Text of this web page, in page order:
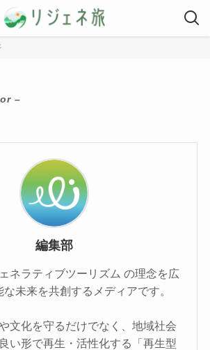
–
編集部
ネラティブツーリズム の理念を広
未来を共創するメディアです。
文化を守るだけでなく、地域社会
い形で再生・活性化する「再生型